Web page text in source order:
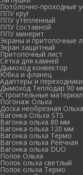
Потолочно-проходные
ППУ круг
ППУ утепленный
ППУ составной
ППУ минерит
Экраны и притопочные
Экран защитный
Притопочный лист
Сетка для камней
Дымоход конвектор
Юбка и фланец
Адаптеры и переходники
Дымоход Теплодар 90
Cтроительные
Погонаж Ольха
Доска необрезная Ольха
Вагонка Ольха STS
Вагонка ольха 80 мм
Вагонка ольха 120 мм
Вагонка ольха Термо
Вагонка ольха Реечная
Вагонка ольха DUO
Полок Ольха
Полок ольха светлый
Полок ольха Термо